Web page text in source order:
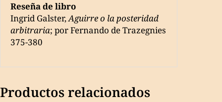
Reseña de libro
Ingrid Galster,Aguirre o la posteridad
arbitraria; por Fernando de Trazegnies
375-380
Productos relacionados